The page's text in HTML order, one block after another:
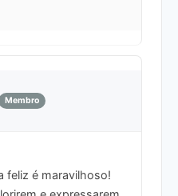
Membro
feliz é maravilhoso!